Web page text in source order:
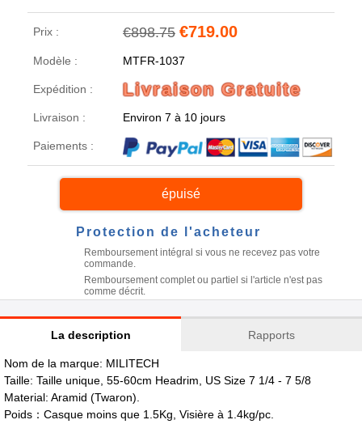
Prix : €898.75 €719.00
Modèle : MTFR-1037
Expédition : Livraison Gratuite
Livraison : Environ 7 à 10 jours
Paiements :
épuisé
Protection de l'acheteur
Remboursement intégral si vous ne recevez pas votre
commande.
Remboursement complet ou partiel si l'article n'est pas
comme décrit.
La description Rapports
Nom de la marque: MILITECH
Taille: Taille unique, 55-60cm Headrim, US Size 7 1/4 - 7 5/8
Material: Aramid (Twaron).
Poids：Casque moins que 1.5Kg, Visière à 1.4kg/pc.